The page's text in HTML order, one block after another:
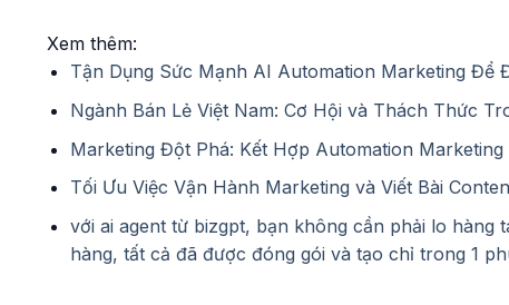
Xem thêm:
Tận Dụng Sức Mạnh AI Automation Marketing Để
Ngành Bán Lẻ Việt Nam: Cơ Hội và Thách Thức
Marketing Đột Phá: Kết Hợp Automation Marketing
Tối Ưu Việc Vận Hành Marketing và Viết Bài
với ai agent từ bizgpt, bạn không cần phải lo hàng
hàng, tất cả đã được đóng gói và tạo chỉ trong 1